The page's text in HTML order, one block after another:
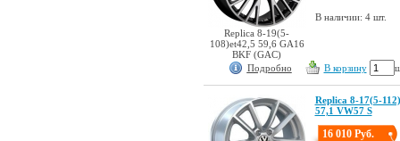
Replica 8-19(5-
108)et42,5 59,6 GA16
BKF (GAC)
В наличии: 4 шт.
Подробно В корзину
Replica 8-17(5-
57,1 VW57 S
16 010 Руб.